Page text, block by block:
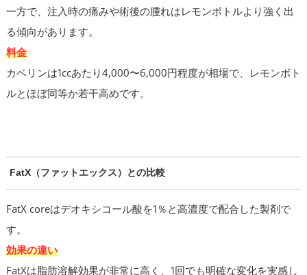
一方で、注入時の痛みや術後の腫れはレモンボトルより強く出
る傾向があります。
料金
カベリンは1ccあたり4,000〜6,000円程度が相場で、レモンボト
ルとほぼ同等か若干高めです。
FatX（ファットエックス）との比較
FatX coreはデオキシコール酸を1％と高濃度で配合した製剤で
す。
効果の違い
FatXは脂肪溶解効果が非常に高く、1回でも明確な変化を実感し